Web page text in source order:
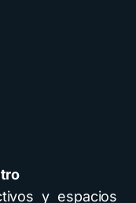
y espacios